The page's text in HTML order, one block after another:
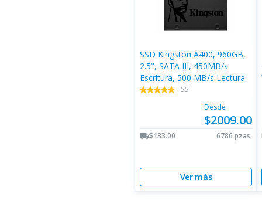
SSD Kingston A400, 960GB,
2.5", SATA III, 450MB/s
Escritura, 500 MB/s Lectura
starstarstarstarstar
starstarstarstarstar 55
Desde
$2009.00
local_shipping$133.00 6786 pzas.
Ver más